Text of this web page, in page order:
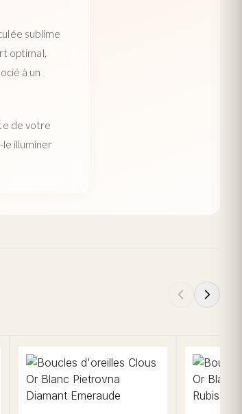
sublime
optimal,
à un
de votre
illuminer